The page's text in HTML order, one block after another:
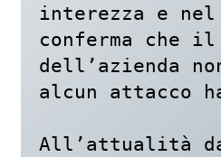
interezza e nel
conferma che il
dell’azienda
alcun attacco
All’attualità